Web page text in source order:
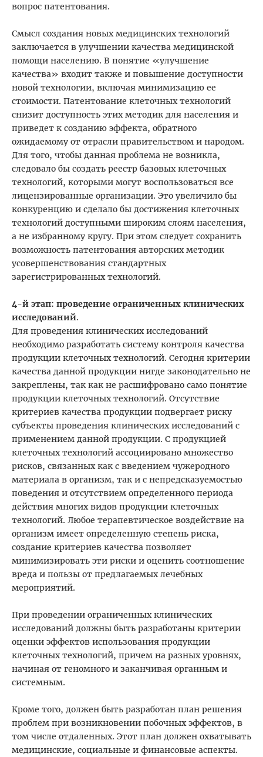
вопрос патентования.
Смысл создания новых медицинских технологий
заключается в улучшении качества медицинской
помощи населению. В понятие «улучшение
качества» входит также и повышение доступности
новой технологии, включая минимизацию ее
стоимости. Патентование клеточных технологий
снизит доступность этих методик для населения и
приведет к созданию эффекта, обратного
ожидаемому от отрасли правительством и народом.
Для того, чтобы данная проблема не возникла,
следовало бы создать реестр базовых клеточных
технологий, которыми могут воспользоваться все
лицензированные организации. Это увеличило бы
конкуренцию и сделало бы достижения клеточных
технологий доступными широким слоям населения,
а не избранному кругу. При этом следует сохранить
возможность патентования авторских методик
усовершенствования стандартных
зарегистрированных технологий.
4-й этап: проведение ограниченных клинических
исследований.
Для проведения клинических исследований
необходимо разработать систему контроля качества
продукции клеточных технологий. Сегодня критерии
качества данной продукции нигде законодательно не
закреплены, так как не расшифровано само понятие
продукции клеточных технологий. Отсутствие
критериев качества продукции подвергает риску
субъекты проведения клинических исследований с
применением данной продукции. С продукцией
клеточных технологий ассоциировано множество
рисков, связанных как с введением чужеродного
материала в организм, так и с непредсказуемостью
поведения и отсутствием определенного периода
действия многих видов продукции клеточных
технологий. Любое терапевтическое воздействие на
организм имеет определенную степень риска,
создание критериев качества позволяет
минимизировать эти риски и оценить соотношение
вреда и пользы от предлагаемых лечебных
мероприятий.
При проведении ограниченных клинических
исследований должны быть разработаны критерии
оценки эффектов использования продукции
клеточных технологий, причем на разных уровнях,
начиная от геномного и заканчивая органным и
системным.
Кроме того, должен быть разработан план решения
проблем при возникновении побочных эффектов, в
том числе отдаленных. Этот план должен охватывать
медицинские, социальные и финансовые аспекты.